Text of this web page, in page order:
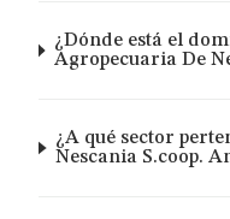
¿Dónde está el
Agropecuaria De
¿A qué sector
Nescania S.coop.